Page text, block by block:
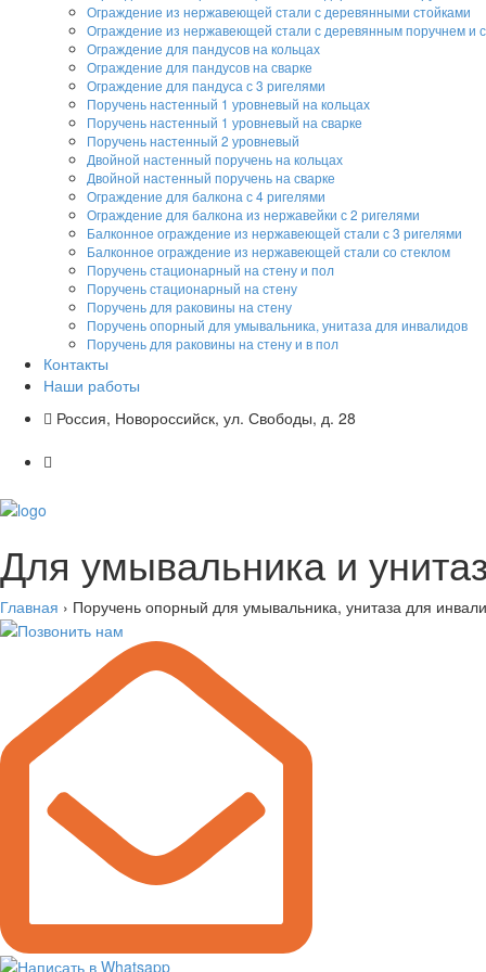
Ограждение из нержавеющей стали с деревянными стойками
Ограждение из нержавеющей стали с деревянным поручнем и
Ограждение для пандусов на кольцах
Ограждение для пандусов на сварке
Ограждение для пандуса с 3 ригелями
Поручень настенный 1 уровневый на кольцах
Поручень настенный 1 уровневый на сварке
Поручень настенный 2 уровневый
Двойной настенный поручень на кольцах
Двойной настенный поручень на сварке
Ограждение для балкона с 4 ригелями
Ограждение для балкона из нержавейки с 2 ригелями
Балконное ограждение из нержавеющей стали с 3 ригелями
Балконное ограждение из нержавеющей стали со стеклом
Поручень стационарный на стену и пол
Поручень стационарный на стену
Поручень для раковины на стену
Поручень опорный для умывальника, унитаза для инвалидов
Поручень для раковины на стену и в пол
Контакты
Наши работы
Россия, Новороссийск, ул. Свободы, д. 28
Для умывальника и
Главная › Поручень опорный для умывальника, унитаза для